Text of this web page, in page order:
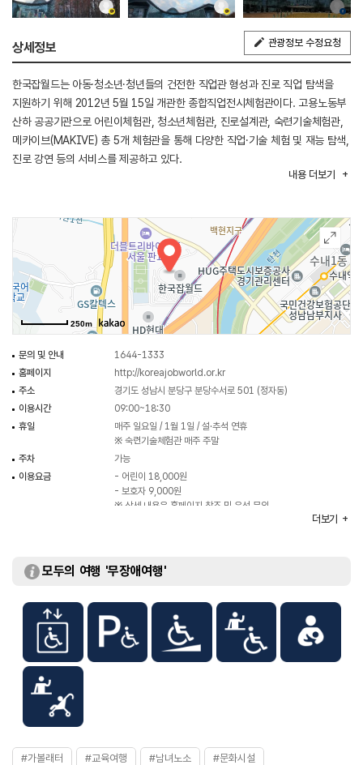
상세정보 관광정보 수정요청
한국잡월드는 아동·청소년·청년들의 건전한 직업관 형성과 진로 직업 탐색을
지원하기 위해 2012년 5월 15일 개관한 종합직업전시체험관이다. 고용노동부
산하 공공기관으로 어린이체험관, 청소년체험관, 진로설계관, 숙련기술체험관,
메카이브(MAKIVE) 총 5개 체험관을 통해 다양한 직업·기술 체험 및 재능 탐색,
진로 강연 등의 서비스를 제공하고 있다.
직업을 체험하는 직업 테마 놀이 공간이다. 청소년체험관은 초등 5학년부터
고등 3학년이 실제 근무환경과 유사하게 조성된 40여 개의 체험실에서
전문요원이 진행하는 롤플레잉 방식으로 실제 직무와 미래 직업의 모습을
체험할 수 있다. 진로설계관은 연령별 맞춤 진로 설계 프로그램이 상시 운영되고
있어 홈페이지를 통해 확인 및 예약이 가능하며, 놀이형 재능검사 [재능
스펙트럼]을 통해 나의 흥미 유형과 직업 적성을 알아볼 수 있다.
숙련기술체험관은 2020년 개관해 산업 현장에 꼭 필요한 3대 숙련기술을
볼 수 있는 신개념 진로체험 공간이다. 메카이브는 2023년 개관해 ‘누구나
자유롭게 무엇이든 만들어 볼 수 있는 미래형 만들기 체험관’으로 한국잡월드
개관 이래 처음으로 성인도 함께 이용 가능한 콘텐츠를 선보였다. 메카이브에
마련된 재료와 도구, 장비를 활용해 나만의 아이디어를 실현해 볼 수 있으며
전문 작가들이 운영하는 원데이 클래스에도 참여할 수 있다.
내용 더보기
250m
문의 및 안내
1644-1333
홈페이지
http://koreajobworld.or.kr
주소
경기도 성남시 분당구 분당수서로 501 (정자동)
이용시간
09:00~18:30
휴일
매주 일요일 / 1월 1일 / 설·추석 연휴
※ 숙련기술체험관 매주 주말
주차
가능
이용요금
- 어린이 18,000원
- 보호자 9,000원
※ 상세 내용은 홈페이지 참조 및 유선 문의
더보기
모두의 여행 '무장애여행'
#가볼래터 #교육여행 #남녀노소 #문화시설